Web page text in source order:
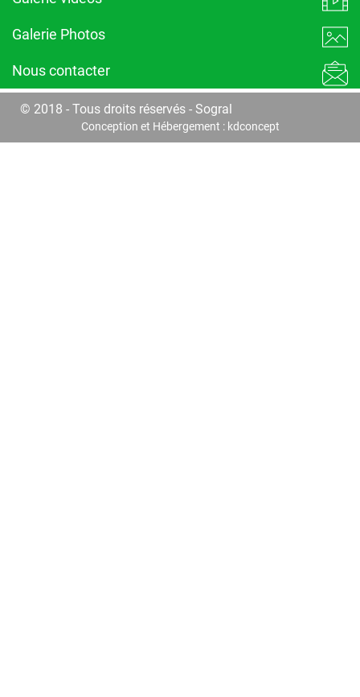
Galerie Photos
Nous contacter
© 2018 - Tous droits réservés - Sogral
Conception et Hébergement : kdconcept